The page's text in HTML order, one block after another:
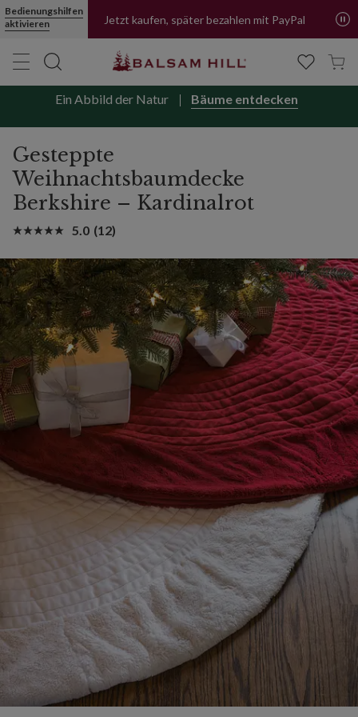
Bedienungshilfen
aktivieren
Jetzt kaufen, später bezahlen mit PayPal
Ein Abbild der Natur Bäume entdecken
Gesteppte
Weihnachtsbaumdecke
Berkshire – Kardinalrot
5.0 (12)